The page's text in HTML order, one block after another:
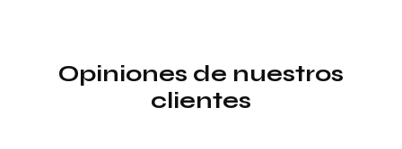
Opiniones de nuestros
clientes